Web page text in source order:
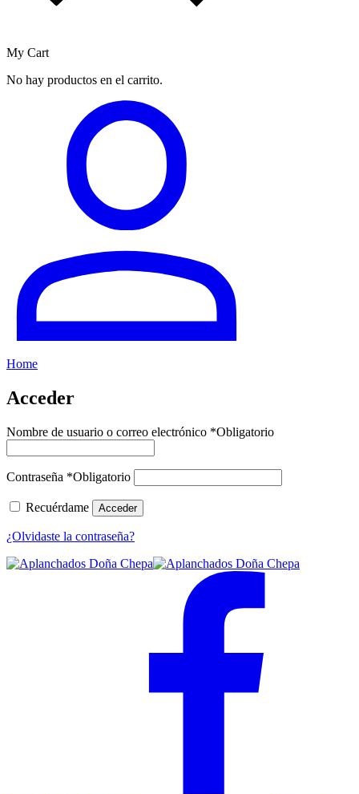
My Cart
No hay productos en el carrito.
Home
Acceder
Nombre de usuario o correo electrónico *Obligatorio
Contraseña *Obligatorio
Recuérdame Acceder
¿Olvidaste la contraseña?